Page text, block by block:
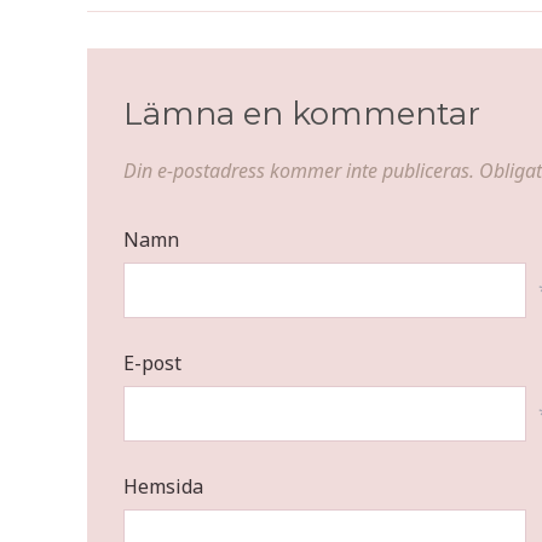
Lämna en kommentar
Din e-postadress kommer inte publiceras.
Namn
E-post
Hemsida